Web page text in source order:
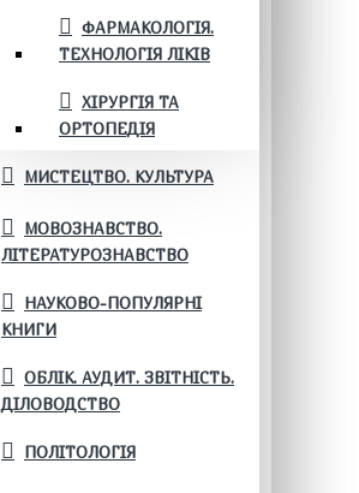
ФАРМАКОЛОГІЯ.
ТЕХНОЛОГІЯ ЛІКІВ
ХІРУРГІЯ ТА
ОРТОПЕДІЯ
МИСТЕЦТВО. КУЛЬТУРА
МОВОЗНАВСТВО.
ЛІТЕРАТУРОЗНАВСТВО
НАУКОВО-ПОПУЛЯРНІ
КНИГИ
ОБЛІК. АУДИТ. ЗВІТНІСТЬ.
ДІЛОВОДСТВО
ПОЛІТОЛОГІЯ